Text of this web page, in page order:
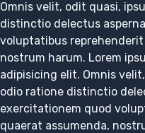
Omnis velit, odit quasi,
distinctio delectus
voluptatibus
nostrum harum. Lorem
adipisicing elit. Omnis
odio ratione distinctio
exercitationem quod
quaerat assumenda,